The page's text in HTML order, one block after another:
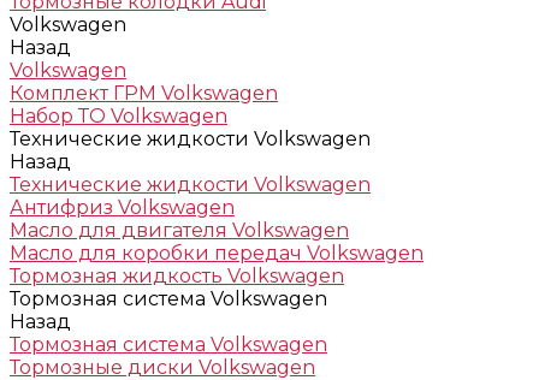
Volkswagen
Назад
Volkswagen
Комплект ГРМ Volkswagen
Набор ТО Volkswagen
Технические жидкости Volkswagen
Назад
Технические жидкости Volkswagen
Антифриз Volkswagen
Масло для двигателя Volkswagen
Масло для коробки передач Volkswagen
Тормозная жидкость Volkswagen
Тормозная система Volkswagen
Назад
Тормозная система Volkswagen
Тормозные диски Volkswagen